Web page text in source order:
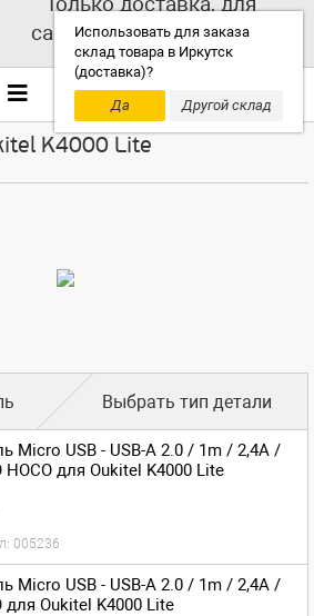
Использовать для заказа
склад товара в Иркутск
(доставка)?
Да
Другой склад
самовывоза выбирайте
другой склад!
K4000 Lite
Выбрать тип детали
Micro USB - USB-A 2.0 / 1m / 2,4A /
HOCO для Oukitel K4000 Lite
005236
Micro USB - USB-A 2.0 / 1m / 2,4A /
для Oukitel K4000 Lite